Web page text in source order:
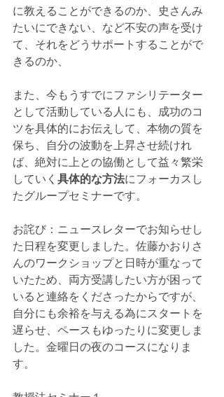
に教えることができるのか、史さんみ
たいにできない、など不安の声を受け
て、それをどうサポートすることがで
きるのか、
また、今もうすでにファシリテーター
として活動している人にも、成功のコ
ツを具体的にお伝えして、本物の質を
保ち、自分の波動を上昇させ続けれ
ば、絶対に上との協働として益々繁栄
していく 具体的な方法にフォーカスし
たグループセミナーです。
お詫び：ニュースレターでお知らせし
た日程を変更しました。佐藤かおりさ
んのワークショップと日時が重なって
いたため、両方受講したい方が困って
いると連絡をくださったからですが、
自分にも余裕を与える為にスタートを
遅らせ、ペースもゆったりに変更しま
した。金曜日の夜のコースになりま
す。